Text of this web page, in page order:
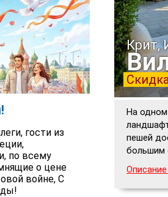
гости из
по всему
о цене
войне, С
Крит,
На одном
пешей
большим